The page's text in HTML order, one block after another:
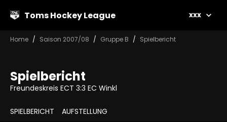
Toms Hockey League xxx
Home Saison 2007/08 Gruppe B Spielbericht
Spielbericht
Freundeskreis ECT 3:3 EC Winkl
SPIELBERICHT AUFSTELLUNG